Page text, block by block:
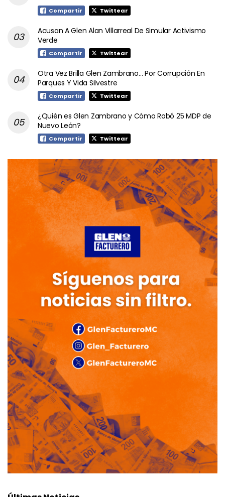
Compartir Twittear
Acusan A Glen Alan Villarreal De Simular Activismo
Verde
Compartir Twittear
Otra Vez Brilla Glen Zambrano… Por Corrupción En
Parques Y Vida Silvestre
Compartir Twittear
¿Quién es Glen Zambrano y Cómo Robó 25 MDP de
Nuevo León?
Compartir Twittear